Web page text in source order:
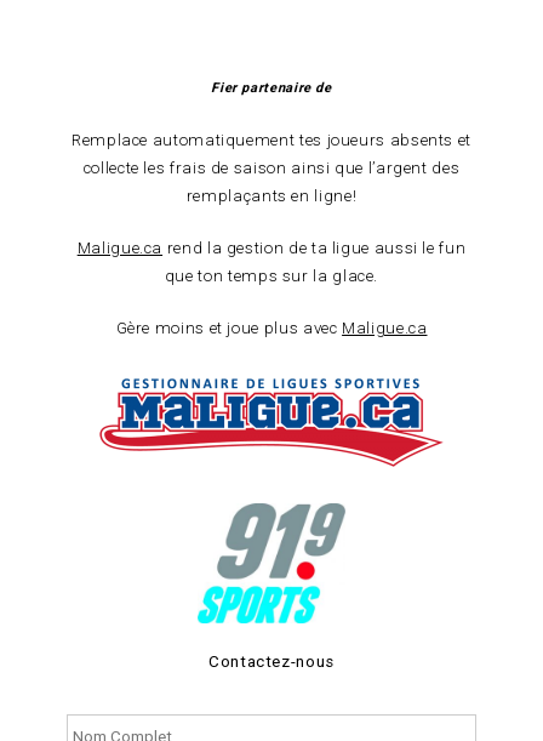
Fier partenaire de
Remplace automatiquement tes joueurs absents et
collecte les frais de saison ainsi que l’argent des
remplaçants en ligne!
Maligue.ca rend la gestion de ta ligue aussi le fun
que ton temps sur la glace.
Gère moins et joue plus avec Maligue.ca
Contactez-nous
complet *